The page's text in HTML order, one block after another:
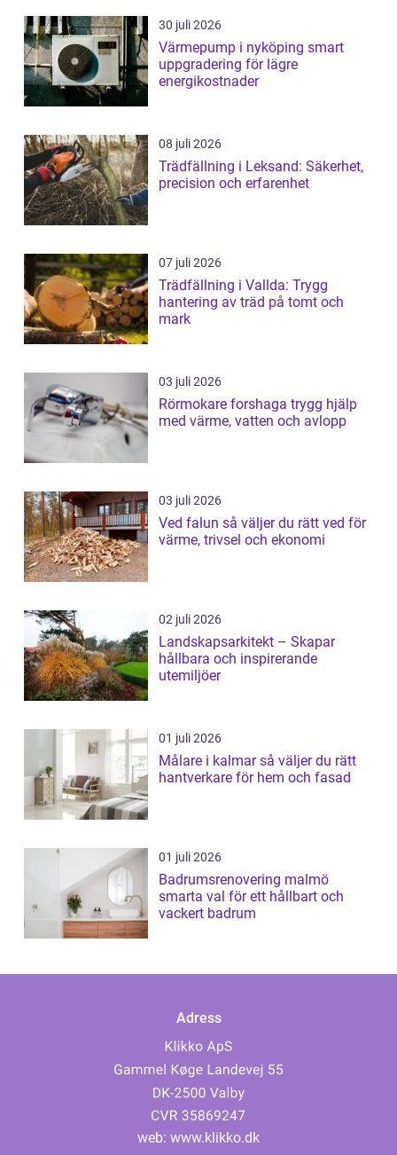
30 juli 2026
Värmepump i nyköping smart
uppgradering för lägre
energikostnader
08 juli 2026
Trädfällning i Leksand: Säkerhet,
precision och erfarenhet
07 juli 2026
Trädfällning i Vallda: Trygg
hantering av träd på tomt och
mark
03 juli 2026
Rörmokare forshaga trygg hjälp
med värme, vatten och avlopp
03 juli 2026
Ved falun så väljer du rätt ved för
värme, trivsel och ekonomi
02 juli 2026
Landskapsarkitekt – Skapar
hållbara och inspirerande
utemiljöer
01 juli 2026
Målare i kalmar så väljer du rätt
hantverkare för hem och fasad
01 juli 2026
Badrumsrenovering malmö
smarta val för ett hållbart och
vackert badrum
Adress
web: www.klikko.dk